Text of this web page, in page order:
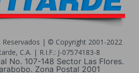
| © Copyright 2001-2022
C.A. | R.I.F.: J-07574183-8
No. 107-148 Sector Las Flores.
Zona Postal 2001